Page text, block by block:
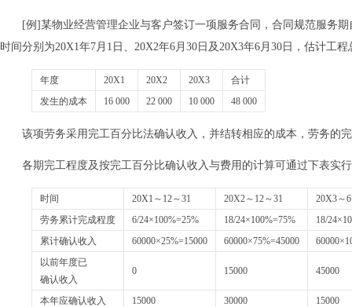
[例]某物业经营管理企业与客户签订一项服务合同，合同规范服务
时间分别为20X1年7月1日、20X2年6月30日及20X3年6月30日，估计工
年度 20X1 20X2 20X3
合计
发生的成本
16 000 22 000 10 000 48 000
该项劳务采用完工百分比法确认收入，并结转相应的成本，劳务的
各期完工程度及按完工百分比确认收入与费用的计算可通过下表实
时间 20X1～12～31 20X2～12～31
20X3～
劳务累计完成程度
6/24×100%=25% 18/24×100%=75%
18/
累计确认收入
60000×25%=15000 60000×75%=45000
以前年度已
确认收入
0 15000 45000
本年应确认收入 15000 30000
15000